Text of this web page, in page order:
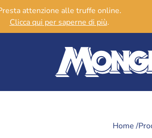
attenzione alle truffe online.
Clicca qui per saperne di più.
Home /